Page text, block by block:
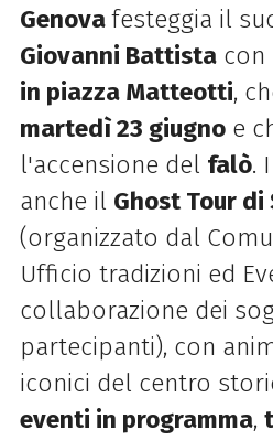
Genovafesteggia il
Giovanni Battistacon
in piazza Matteotti,
martedì 23 giugnoe
l'accensione del falò.
anche il Ghost Tour di
(organizzato dal
Ufficio tradizioni ed
collaborazione dei
partecipanti), con
iconici del centro
eventi in programma,